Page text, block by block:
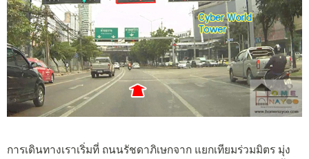
การเดินทางเราเริ่มที่ ถนนรัชดาภิเษกจาก แยกเทียมร่วมมิตร มุ่ง